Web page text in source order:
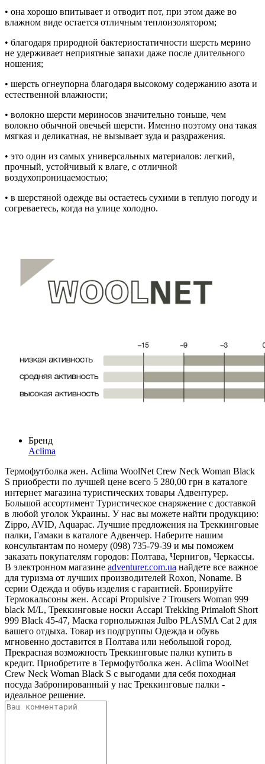
• она хорошо впитывает и отводит пот, при этом даже во
влажном виде остается отличным теплоизолятором;
• благодаря природной бактериостатичности шерсть мерино
не удерживает неприятные запахи даже после длительного
ношения;
• шерсть огнеупорна благодаря высокому содержанию азота и
естественной влажности;
• волокно шерсти мериносов значительно тоньше, чем
волокно обычной овечьей шерсти. Именно поэтому она такая
мягкая и деликатная, не вызывает зуда и раздражения.
• это один из самых универсальных материалов: легкий,
прочный, устойчивый к влаге, с отличной
воздухопроницаемостью;
• в шерстяной одежде вы остаетесь сухими в теплую погоду и
согреваетесь, когда на улице холодно.
Бренд
Aclima
Термофутболка жен. Aclima WoolNet Crew Neck Woman Black
S приобрести по лучшей цене всего 5 280,00 грн в каталоге
интернет магазина туристических товары Адвентурер.
Большой ассортимент Туристическое снаряжение с доставкой
в любой уголок Украины. У нас вы можете найти продукцию:
Zippo, AVID, Aquapac. Лучшие предложения на Треккинговые
палки, Гамаки в каталоге Адвенчер. Наберите нашим
консультантам по номеру (098) 735-79-39 и мы поможем
заказать покупателям городов: Полтава, Чернигов, Черкассы.
В электронном магазине adventurer.com.ua найдете все важное
для туризма от лучших производителей Roxon, Noname. В
серии Одежда и обувь изделия с гарантией. Бронируйте
Термокальсоны жен. Accapi Propulsive ? Trousers Woman 999
black M/L, Треккинговые носки Accapi Trekking Primaloft Short
999 Black 45-47, Маска горнолыжная Julbo PLASMA Cat 2 для
вашего отдыха. Товар из подгруппы Одежда и обувь
мгновенно доставится в Полтава или небольшой город.
Прекрасная возможность Треккинговые палки купить в
кредит. Приобретите в Термофутболка жен. Aclima WoolNet
Crew Neck Woman Black S с выгодами для себя походная
посуда Забронированный у нас Треккинговые палки -
идеальное решение.